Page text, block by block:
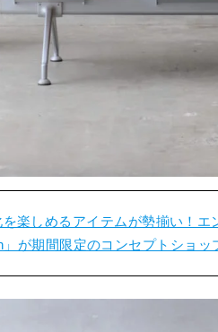
楽しめるアイテムが勢揃い！エ
が期間限定のコンセプトショッ